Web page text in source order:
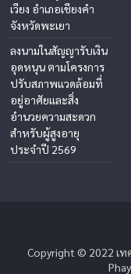
เวียง อำเภอเชียงคำ
จังหวัดพะเยา
ลงนามในสัญญารับเงิน
อุดหนุน ตามโครงการ
ปรับสภาพแวดล้อมที่
อยู่อาศัยและสิ่ง
อำนวยความสะดวก
สำหรับผู้สูงอายุ
ประจำปี 2569
Copyright © 2022 เท